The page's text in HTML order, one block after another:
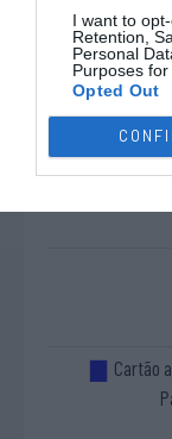
I want to
Retention,
Personal
Purposes for
Opted Out
Livre
Gino
4-5 Gino
Cartão